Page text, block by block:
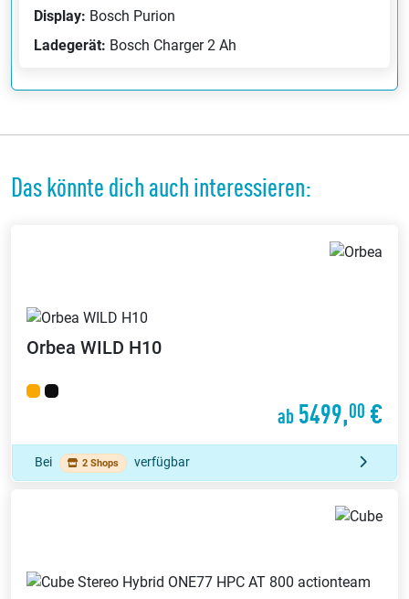
Display: Bosch Purion
Ladegerät: Bosch Charger 2 Ah
Das könnte dich auch interessieren:
Orbea WILD H10
ab 5499,00 €
Bei 2 Shops verfügbar